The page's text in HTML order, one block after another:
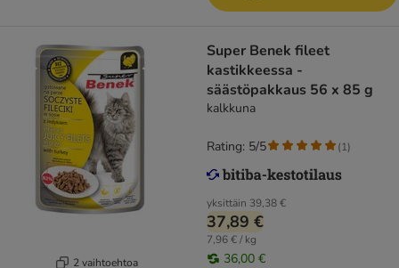
2 vaihtoehtoa
Super Benek fileet
kastikkeessa -
säästöpakkaus 56 x 85 g
kalkkuna
yksittäin 39,38 €
37,89 €
7,96 € / kg
36,00 €
Rating: 5/5 (1)